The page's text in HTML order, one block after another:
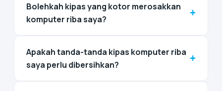
Bolehkah kipas yang kotor merosakkan
komputer riba saya?
+
Apakah tanda-tanda kipas komputer riba
saya perlu dibersihkan?
+